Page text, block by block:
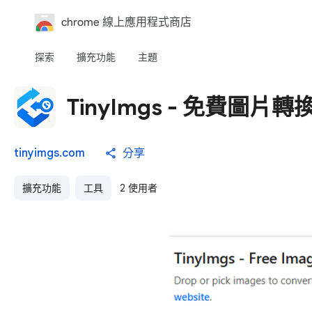
chrome 線上應用程式商店
探索 擴充功能 主題
TinyImgs - 免費圖片轉
tinyimgs.com 分享
擴充功能 工具 2 使用者